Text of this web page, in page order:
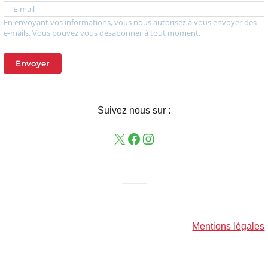
E-mail
En envoyant vos informations, vous nous autorisez à vous envoyer des
e-mails. Vous pouvez vous désabonner à tout moment.
Envoyer
Suivez nous sur :
Mentions légales